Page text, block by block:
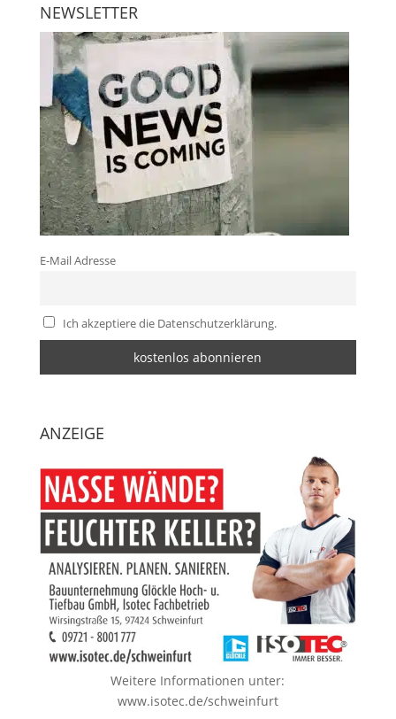
NEWSLETTER
E-Mail Adresse
Ich akzeptiere die Datenschutzerklärung.
ANZEIGE
Weitere Informationen unter:
www.isotec.de/schweinfurt